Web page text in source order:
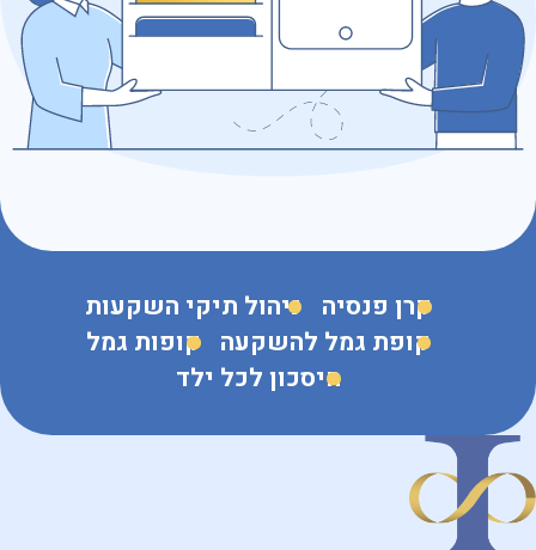
נושא הפנייה
קרן פנסיה ניהול תיקי השקעות
קופת גמל להשקעה קופות גמל
חיסכון לכל ילד